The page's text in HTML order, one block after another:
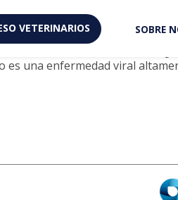
VETERINARIOS SOBRE
canina
Prevención
es una enfermedad viral